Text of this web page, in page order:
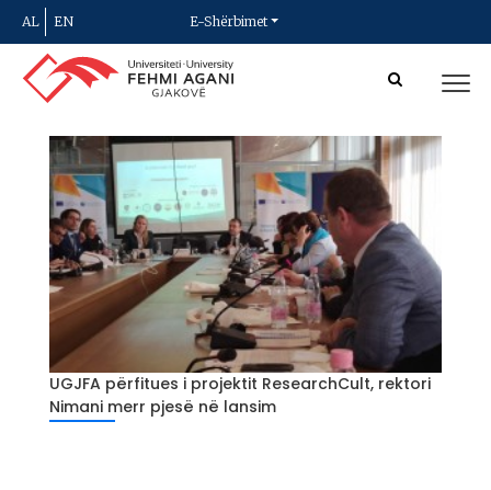
AL EN E-Shërbimet
UGJFA përfitues i projektit ResearchCult, rektori
Nimani merr pjesë në lansim